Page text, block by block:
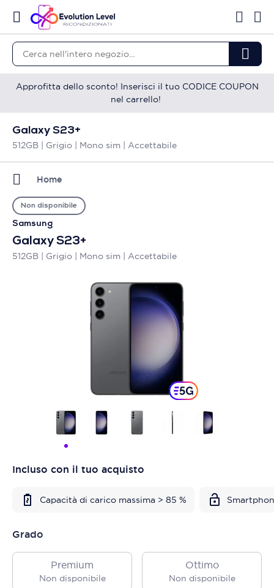
Approfitta dello sconto! Inserisci il tuo CODICE COUPON
nel carrello!
Galaxy S23+
512GB | Grigio | Mono sim | Accettabile
Home
Samsung
Galaxy S23+
512GB | Grigio | Mono sim | Accettabile
Non disponibile
Incluso con il tuo acquisto
Capacità di carico massima > 85 %
Grado
Premium
Non disponibile
Ottimo
Non disponibile